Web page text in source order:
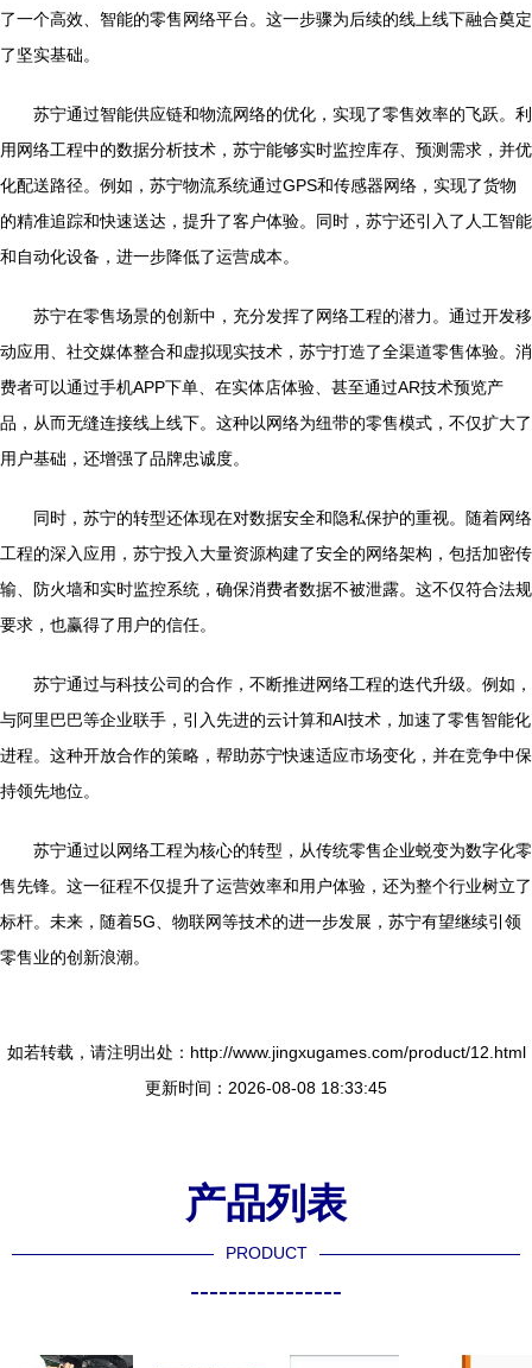
了一个高效、智能的零售网络平台。这一步骤为后续的线上线下融合奠定
了坚实基础。
苏宁通过智能供应链和物流网络的优化，实现了零售效率的飞跃。利
用网络工程中的数据分析技术，苏宁能够实时监控库存、预测需求，并优
化配送路径。例如，苏宁物流系统通过GPS和传感器网络，实现了货物
的精准追踪和快速送达，提升了客户体验。同时，苏宁还引入了人工智能
和自动化设备，进一步降低了运营成本。
苏宁在零售场景的创新中，充分发挥了网络工程的潜力。通过开发移
动应用、社交媒体整合和虚拟现实技术，苏宁打造了全渠道零售体验。消
费者可以通过手机APP下单、在实体店体验、甚至通过AR技术预览产
品，从而无缝连接线上线下。这种以网络为纽带的零售模式，不仅扩大了
用户基础，还增强了品牌忠诚度。
同时，苏宁的转型还体现在对数据安全和隐私保护的重视。随着网络
工程的深入应用，苏宁投入大量资源构建了安全的网络架构，包括加密传
输、防火墙和实时监控系统，确保消费者数据不被泄露。这不仅符合法规
要求，也赢得了用户的信任。
苏宁通过与科技公司的合作，不断推进网络工程的迭代升级。例如，
与阿里巴巴等企业联手，引入先进的云计算和AI技术，加速了零售智能化
进程。这种开放合作的策略，帮助苏宁快速适应市场变化，并在竞争中保
持领先地位。
苏宁通过以网络工程为核心的转型，从传统零售企业蜕变为数字化零
售先锋。这一征程不仅提升了运营效率和用户体验，还为整个行业树立了
标杆。未来，随着5G、物联网等技术的进一步发展，苏宁有望继续引领
零售业的创新浪潮。
如若转载，请注明出处：http://www.jingxugames.com/product/12.html
更新时间：2026-08-08 18:33:45
产品列表
PRODUCT
----------------